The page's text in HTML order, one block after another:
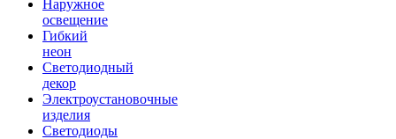
Наружное
освещение
Гибкий
неон
Светодиодный
декор
Электроустановочные
изделия
Светодиоды